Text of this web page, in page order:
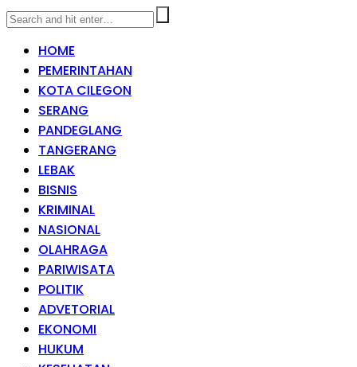
HOME
PEMERINTAHAN
KOTA CILEGON
SERANG
PANDEGLANG
TANGERANG
LEBAK
BISNIS
KRIMINAL
NASIONAL
OLAHRAGA
PARIWISATA
POLITIK
ADVETORIAL
EKONOMI
HUKUM